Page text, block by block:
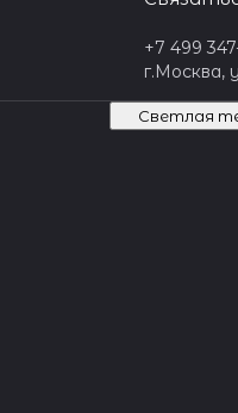
+7 499
г.Москва,
Светлая